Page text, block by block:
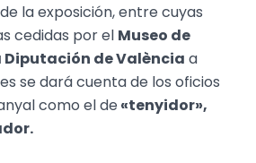
la exposición, entre cuyas
cedidas por el Museo de
de València a
se dará cuenta de los oficios
como el de «tenyidor»,